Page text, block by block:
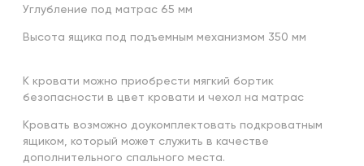
Углубление под матрас 65 мм
Высота ящика под подъемным механизмом 350 мм
К кровати можно приобрести мягкий бортик
безопасности в цвет кровати и чехол на матрас
Кровать возможно доукомплектовать подкроватным
ящиком, который может служить в качестве
дополнительного спального места.